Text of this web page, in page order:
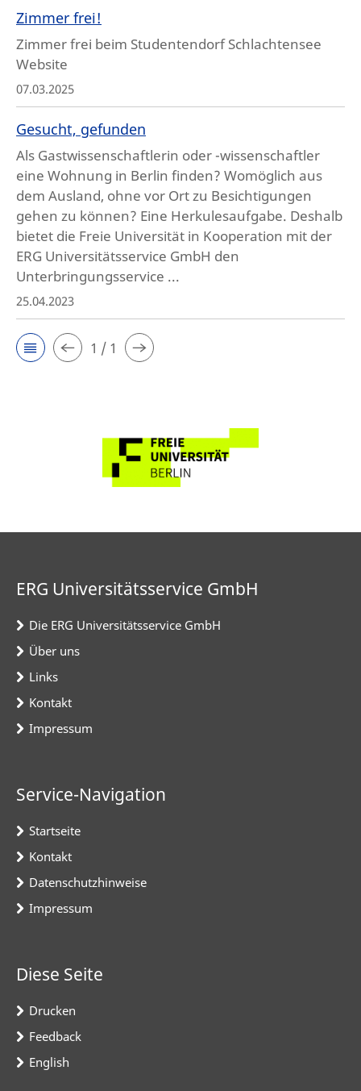
Zimmer frei!
Zimmer frei beim Studentendorf Schlachtensee
Website
07.03.2025
Gesucht, gefunden
Als Gastwissenschaftlerin oder -wissenschaftler
eine Wohnung in Berlin finden? Womöglich aus
dem Ausland, ohne vor Ort zu Besichtigungen
gehen zu können? Eine Herkulesaufgabe. Deshalb
bietet die Freie Universität in Kooperation mit der
ERG Universitätsservice GmbH den
Unterbringungsservice ...
25.04.2023
1 / 1
ERG Universitätsservice GmbH
Die ERG Universitätsservice GmbH
Über uns
Links
Kontakt
Impressum
Service-Navigation
Startseite
Kontakt
Datenschutzhinweise
Impressum
Diese Seite
Drucken
Feedback
English